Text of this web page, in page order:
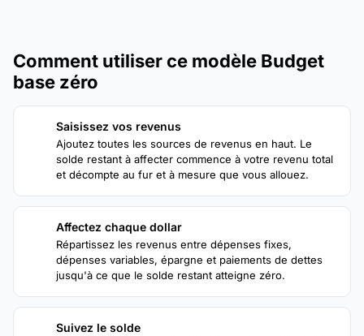
Comment utiliser ce modèle Budget
base zéro
Saisissez vos revenus
Ajoutez toutes les sources de revenus en haut. Le
solde restant à affecter commence à votre revenu total
et décompte au fur et à mesure que vous allouez.
Affectez chaque dollar
Répartissez les revenus entre dépenses fixes,
dépenses variables, épargne et paiements de dettes
jusqu'à ce que le solde restant atteigne zéro.
Suivez le solde